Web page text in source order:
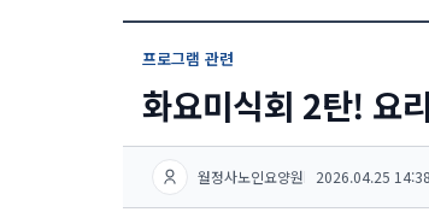
프로그램 관련
화요미식회 2탄! 요
월정사노인요양원 2026.04.25